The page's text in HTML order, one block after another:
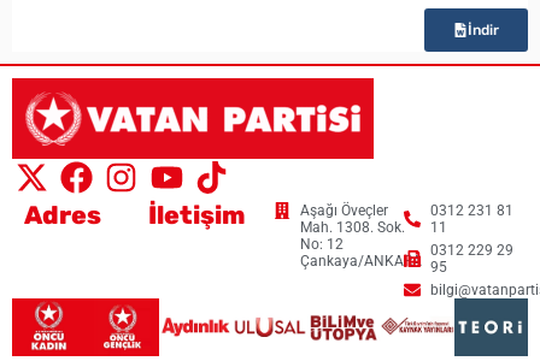
İndir
Adres
Aşağı Öveçler
Mah. 1308. Sok.
No: 12
Çankaya/ANKARA
İletişim
0312 231 81
11
0312 229 29
95